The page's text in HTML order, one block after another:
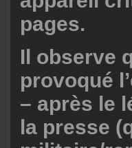
pages.
Il observe
provoqué
– après le
la presse